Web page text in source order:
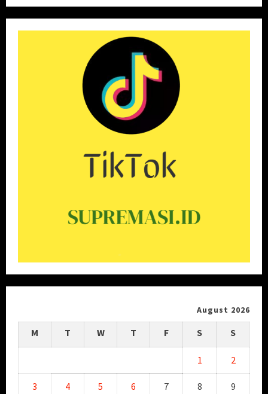
August 2026
M T W T F S S
1 2
3 4 5 6 7 8 9